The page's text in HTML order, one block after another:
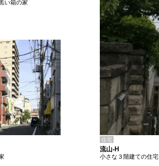
い箱の家
住宅
流山-H
小さな３階建ての住宅